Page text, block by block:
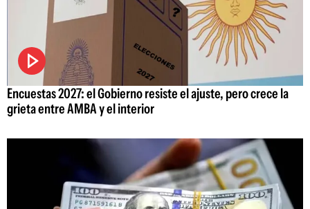
Encuestas 2027: el Gobierno resiste el ajuste, pero crece la
grieta entre AMBA y el interior